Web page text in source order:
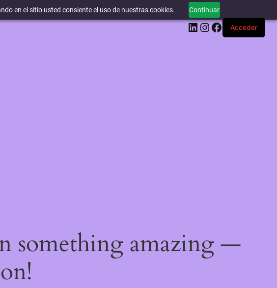
en el sitio usted consiente el uso de nuestras cookies. Continuar
LinkedIn
Instagram
Facebook
Acceder
something amazing —